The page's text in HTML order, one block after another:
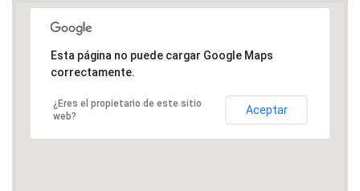
Esta página no puede cargar Google Maps
correctamente.
¿Eres el propietario de este sitio
web?
Aceptar